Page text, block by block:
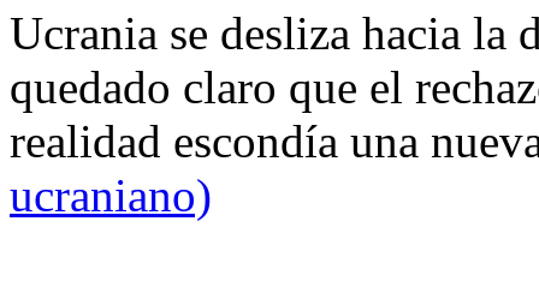
Ucrania se desliza hacia
quedado claro que el
realidad escondía una
ucraniano)